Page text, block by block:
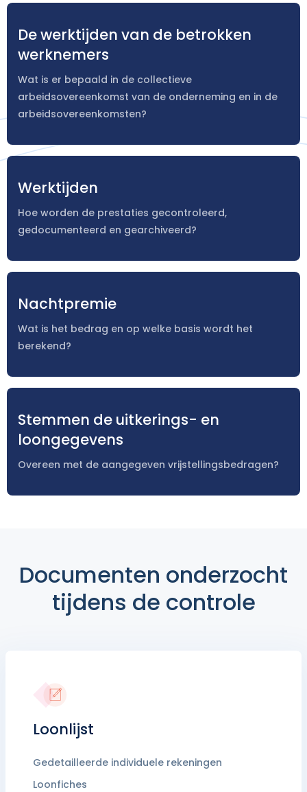
De werktijden van de betrokken
werknemers
Wat is er bepaald in de collectieve
arbeidsovereenkomst van de onderneming en in de
arbeidsovereenkomsten?
Werktijden
Hoe worden de prestaties gecontroleerd,
gedocumenteerd en gearchiveerd?
Nachtpremie
Wat is het bedrag en op welke basis wordt het
berekend?
Stemmen de uitkerings- en
loongegevens
Overeen met de aangegeven vrijstellingsbedragen?
Documenten onderzocht
tijdens de controle
Loonlijst
Gedetailleerde individuele rekeningen
Loonfiches